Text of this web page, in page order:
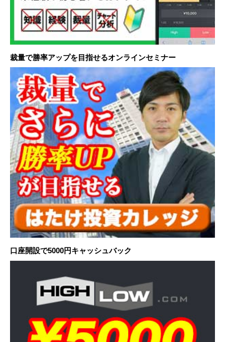
裁量で勝率アップを目指せるオンラインセミナー
口座開設で5000円キャッシュバック